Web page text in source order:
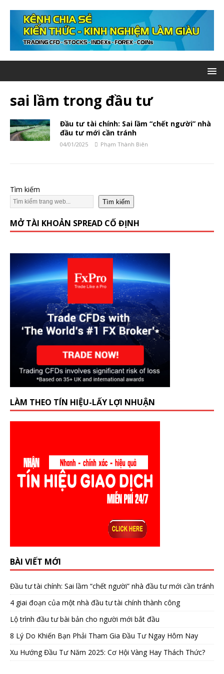
sai lầm trong đầu tư
Đầu tư tài chính: Sai lầm “chết người” nhà
đầu tư mới cần tránh
04/01/2025 Phạm Thành Biên
Tìm kiếm
Tìm kiếm
MỞ TÀI KHOẢN SPREAD CỐ ĐỊNH
LÀM THEO TÍN HIỆU-LẤY LỢI NHUẬN
BÀI VIẾT MỚI
Đầu tư tài chính: Sai lầm “chết người” nhà đầu tư mới cần tránh
4 giai đoạn của một nhà đầu tư tài chính thành công
Lộ trình đầu tư bài bản cho người mới bắt đầu
8 Lý Do Khiến Bạn Phải Tham Gia Đầu Tư Ngay Hôm Nay
Xu Hướng Đầu Tư Năm 2025: Cơ Hội Vàng Hay Thách Thức?